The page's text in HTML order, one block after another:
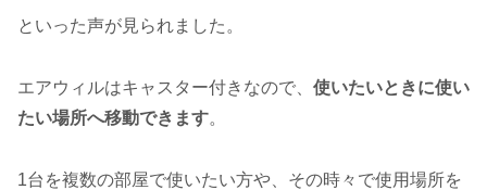
といった声が見られました。
エアウィルはキャスター付きなので、 使いたいときに使い
たい場所へ移動できます。
1台を複数の部屋で使いたい方や、その時々で使用場所を